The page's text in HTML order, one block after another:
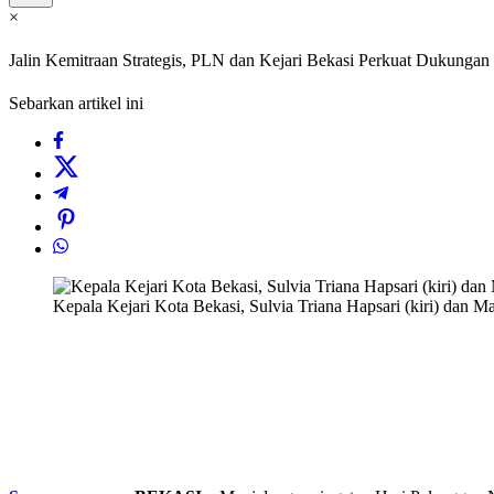
×
Jalin Kemitraan Strategis, PLN dan Kejari Bekasi Perkuat
Sebarkan artikel ini
Kepala Kejari Kota Bekasi, Sulvia Triana Hapsari (kiri) dan